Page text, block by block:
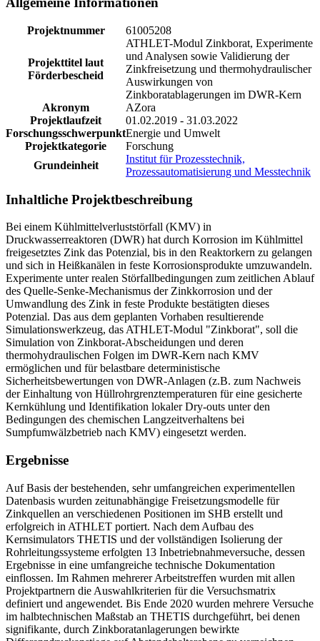
Projektnummer 61005208
Projekttitel laut
Förderbescheid
ATHLET-Modul Zinkborat, Experimente
und Analysen sowie Validierung der
Zinkfreisetzung und thermohydraulischer
Auswirkungen von
Zinkboratablagerungen im DWR-Kern
Akronym
AZora
Projektlaufzeit
01.02.2019 - 31.03.2022
ForschungsschwerpunktEnergie und Umwelt
Projektkategorie
Forschung
Grundeinheit
Institut für Prozesstechnik,
Prozessautomatisierung und Messtechnik
Inhaltliche Projektbeschreibung
Bei einem Kühlmittelverluststörfall (KMV) in
Druckwasserreaktoren (DWR) hat durch Korrosion im Kühlmittel
freigesetztes Zink das Potenzial, bis in den Reaktorkern zu gelangen
und sich in Heißkanälen in feste Korrosionsprodukte umzuwandeln.
Experimente unter realen Störfallbedingungen zum zeitlichen Ablauf
des Quelle-Senke-Mechanismus der Zinkkorrosion und der
Umwandlung des Zink in feste Produkte bestätigten dieses
Potenzial. Das aus dem geplanten Vorhaben resultierende
Simulationswerkzeug, das ATHLET-Modul "Zinkborat", soll die
Simulation von Zinkborat-Abscheidungen und deren
thermohydraulischen Folgen im DWR-Kern nach KMV
ermöglichen und für belastbare deterministische
Sicherheitsbewertungen von DWR-Anlagen (z.B. zum Nachweis
der Einhaltung von Hüllrohrgrenztemperaturen für eine gesicherte
Kernkühlung und Identifikation lokaler Dry-outs unter den
Bedingungen des chemischen Langzeitverhaltens bei
Sumpfumwälzbetrieb nach KMV) eingesetzt werden.
Ergebnisse
Auf Basis der bestehenden, sehr umfangreichen experimentellen
Datenbasis wurden zeitunabhängige Freisetzungsmodelle für
Zinkquellen an verschiedenen Positionen im SHB erstellt und
erfolgreich in ATHLET portiert. Nach dem Aufbau des
Kernsimulators THETIS und der vollständigen Isolierung der
Rohrleitungssysteme erfolgten 13 Inbetriebnahmeversuche, dessen
Ergebnisse in eine umfangreiche technische Dokumentation
einflossen. Im Rahmen mehrerer Arbeitstreffen wurden mit allen
Projektpartnern die Auswahlkriterien für die Versuchsmatrix
definiert und angewendet. Bis Ende 2020 wurden mehrere Versuche
im halbtechnischen Maßstab an THETIS durchgeführt, bei denen
signifikante, durch Zinkboratanlagerungen bewirkte